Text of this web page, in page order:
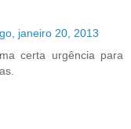
janeiro 20, 2013
certa urgência para